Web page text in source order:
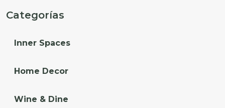
Categorías
Inner Spaces
Home Decor
Wine & Dine